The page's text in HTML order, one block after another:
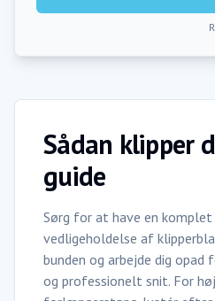
Sådan klipper
guide
Sørg for at have en komplet
vedligeholdelse af
bunden og arbejde dig
og professionelt snit. For